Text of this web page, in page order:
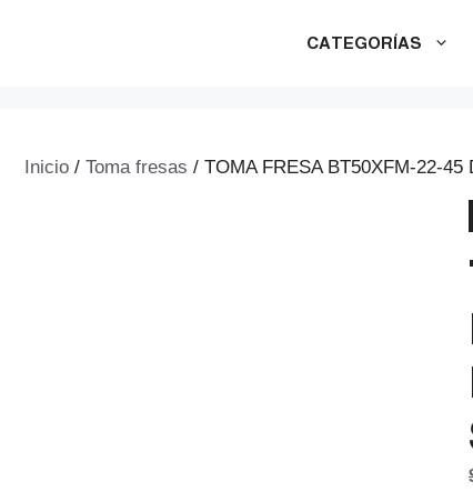
CATEGORÍAS
Inicio / Toma fresas / TOMA FRESA BT50XFM-22-